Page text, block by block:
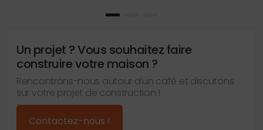
Un projet ? Vous souhaitez faire
construire votre maison ?
Rencontrons-nous autour d’un café et discutons
sur votre projet de construction !
Contactez-nous !